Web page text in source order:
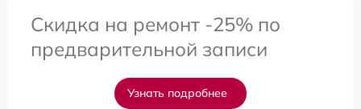
Скидка на ремонт -25% по
предварительной записи
Узнать подробнее